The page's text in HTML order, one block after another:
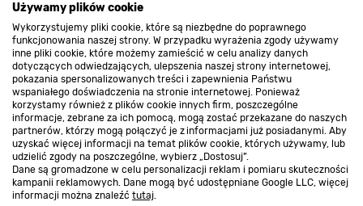
Używamy plików cookie
Wykorzystujemy pliki cookie, które są niezbędne do poprawnego
funkcjonowania naszej strony. W przypadku wyrażenia zgody używamy
inne pliki cookie, które możemy zamieścić w celu analizy danych
dotyczących odwiedzających, ulepszenia naszej strony internetowej,
pokazania spersonalizowanych treści i zapewnienia Państwu
wspaniałego doświadczenia na stronie internetowej. Ponieważ
korzystamy również z plików cookie innych firm, poszczególne
informacje, zebrane za ich pomocą, mogą zostać przekazane do naszych
partnerów, którzy mogą połączyć je z informacjami już posiadanymi. Aby
uzyskać więcej informacji na temat plików cookie, których używamy, lub
udzielić zgody na poszczególne, wybierz „Dostosuj”.
Dane są gromadzone w celu personalizacji reklam i pomiaru skuteczności
kampanii reklamowych. Dane mogą być udostępniane Google LLC, więcej
informacji można znaleźć tutaj.
O nas
Kontakt do sklepu
Strefa biznesu
Dołącz do nas